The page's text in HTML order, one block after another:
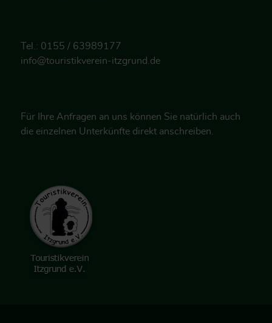
Tel.: 0155 / 63989177
info@touristikverein-itzgrund.de
Für Ihre Anfragen an uns können Sie natürlich auch
die einzelnen Unterkünfte direkt anschreiben.